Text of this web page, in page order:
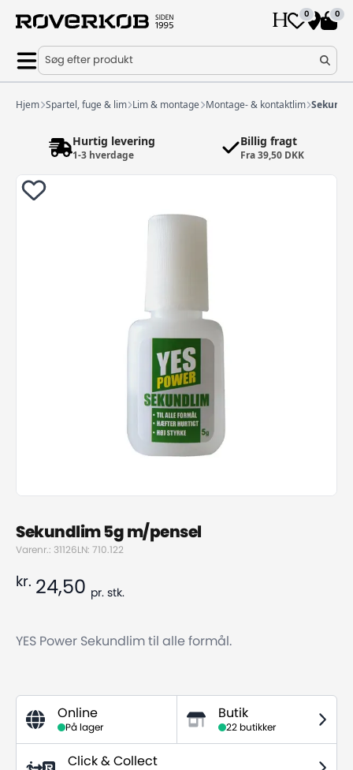
0 0
Søg efter produkt
Hjem Spartel, fuge & lim Lim & montage Montage- & kontaktlim
Hurtig levering
1-3 hverdage
Billig fragt
Fra 39,50 DKK
Sekundlim 5g m/pensel
Varenr.: 31126LN: 710.122
kr. 24,50 pr. stk.
YES Power Sekundlim til alle formål.
Online
På lager
Butik
22 butikker
Click & Collect